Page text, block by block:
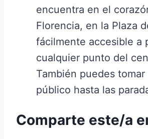
encuentra en el
Florencia, en la Plaza
fácilmente accesible a
cualquier punto del
También puedes
público hasta las
Comparte este/a